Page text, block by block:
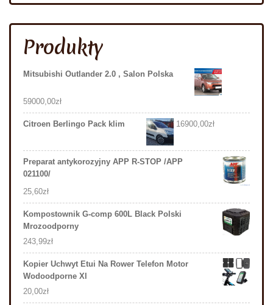
Produkty
Mitsubishi Outlander 2.0 , Salon Polska
59000,00zł
Citroen Berlingo Pack klim 16900,00zł
Preparat antykorozyjny APP R-STOP /APP
021100/
25,60zł
Kompostownik G-comp 600L Black Polski
Mrozoodporny
243,99zł
Kopier Uchwyt Etui Na Rower Telefon Motor
Wodoodporne Xl
20,00zł